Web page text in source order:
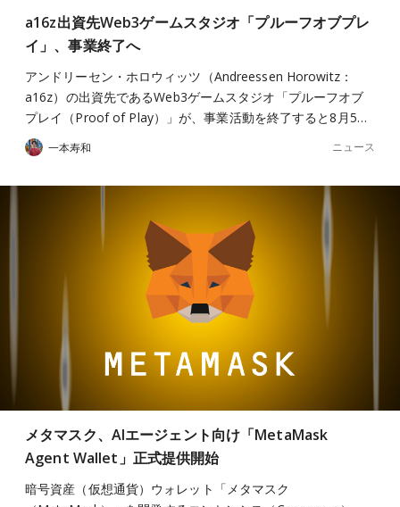
a16z出資先Web3ゲームスタジオ「プルーフオブプレ
イ」、事業終了へ
アンドリーセン・ホロウィッツ（Andreessen Horowitz：
a16z）の出資先であるWeb3ゲームスタジオ「プルーフオブ
プレイ（Proof of Play）」が、事業活動を終了すると8月5…
一本寿和 ニュース
メタマスク、AIエージェント向け「MetaMask
Agent Wallet」正式提供開始
暗号資産（仮想通貨）ウォレット「メタマスク